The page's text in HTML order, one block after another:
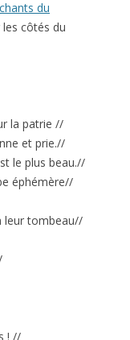
chants du
côtés du
la patrie //
et prie.//
le plus beau.//
éphémère//
leur tombeau//
! //